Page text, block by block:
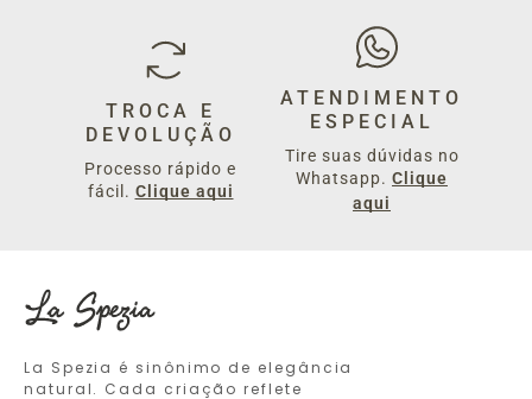
TROCA E
DEVOLUÇÃO
Processo rápido e
fácil. Clique aqui
ATENDIMENTO
ESPECIAL
Tire suas dúvidas no
Whatsapp. Clique
aqui
La Spezia é sinônimo de elegância
natural. Cada criação reflete